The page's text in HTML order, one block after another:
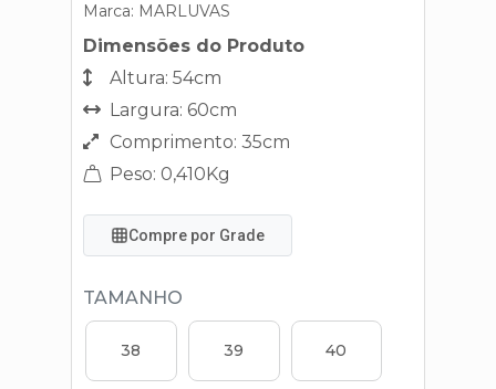
Marca: MARLUVAS
Dimensões do Produto
Altura: 54cm
Largura: 60cm
Comprimento: 35cm
Peso: 0,410Kg
Compre por Grade
TAMANHO
38 39 40